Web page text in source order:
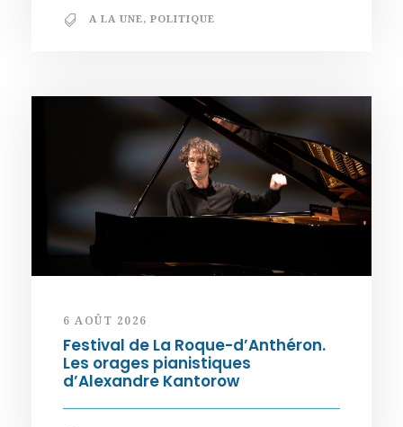
A LA UNE, POLITIQUE
6 AOÛT 2026
Festival de La Roque-d’Anthéron.
Les orages pianistiques
d’Alexandre Kantorow